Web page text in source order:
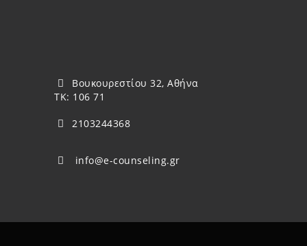
Βουκουρεστίου 32, Αθήνα
ΤΚ: 106 71
2103244368
info@e-counseling.gr